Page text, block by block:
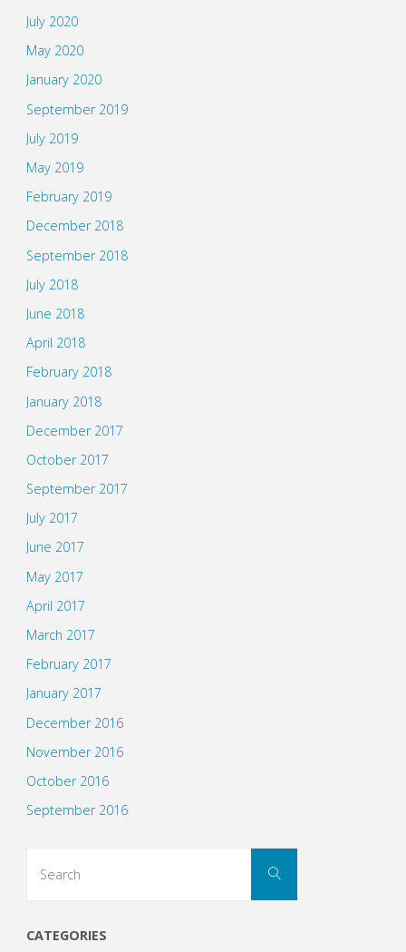
July 2020
May 2020
January 2020
September 2019
July 2019
May 2019
February 2019
December 2018
September 2018
July 2018
June 2018
April 2018
February 2018
January 2018
December 2017
October 2017
September 2017
July 2017
June 2017
May 2017
April 2017
March 2017
February 2017
January 2017
December 2016
November 2016
October 2016
September 2016
Search
CATEGORIES